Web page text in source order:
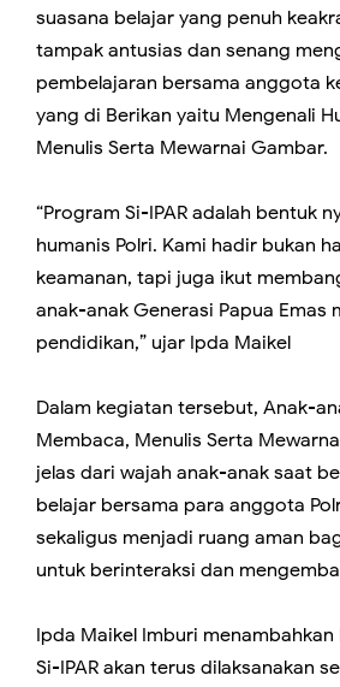
suasana belajar yang penuh
tampak antusias dan senang
pembelajaran bersama anggota
yang di Berikan yaitu Mengenali
Menulis Serta Mewarnai Gambar.
“Program Si-IPAR adalah bentuk
humanis Polri. Kami hadir bukan
keamanan, tapi juga ikut
anak-anak Generasi Papua Emas
pendidikan,” ujar Ipda Maikel
Dalam kegiatan tersebut, Anak-
Membaca, Menulis Serta
jelas dari wajah anak-anak saat
belajar bersama para anggota
sekaligus menjadi ruang aman
untuk berinteraksi dan
Ipda Maikel Imburi
Si-IPAR akan terus dilaksanakan